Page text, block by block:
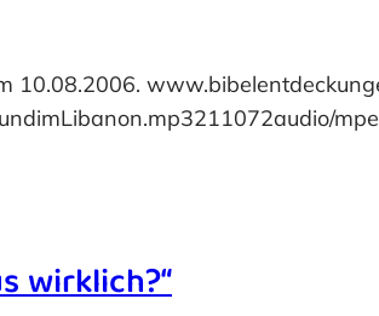
10.08.2006.
wirklich?“